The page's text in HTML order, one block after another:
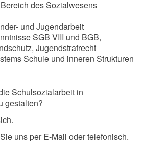
des Sozialwesens
und Jugendarbeit
SGB VIII und BGB,
Jugendstrafrecht
Schule und inneren Strukturen
Schulsozialarbeit in
gestalten?
uns per E-Mail oder telefonisch.